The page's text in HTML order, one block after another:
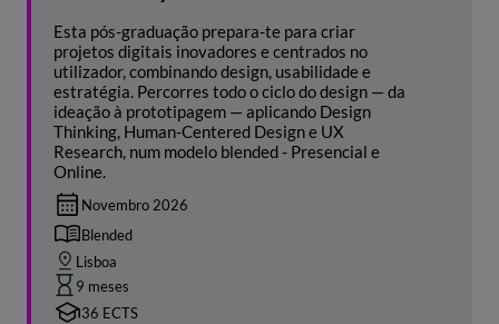
Esta pós-graduação prepara-te para criar
projetos digitais inovadores e centrados no
utilizador, combinando design, usabilidade e
estratégia. Percorres todo o ciclo do design — da
ideação à prototipagem — aplicando Design
Thinking, Human-Centered Design e UX
Research, num modelo blended - Presencial e
Online.
Novembro 2026
Blended
Lisboa
9 meses
36 ECTS